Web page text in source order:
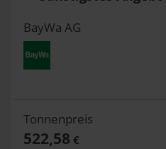
BayWa AG
Tonnenpreis
522,58 €